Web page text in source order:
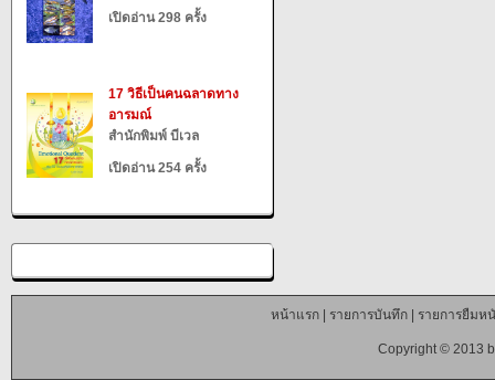
เปิดอ่าน 298 ครั้ง
17 วิธีเป็นคนฉลาดทาง
อารมณ์
สำนักพิมพ์ บีเวล
เปิดอ่าน 254 ครั้ง
หน้าแรก| รายการบันทึก| รายการยืมห
Copyright © 2013